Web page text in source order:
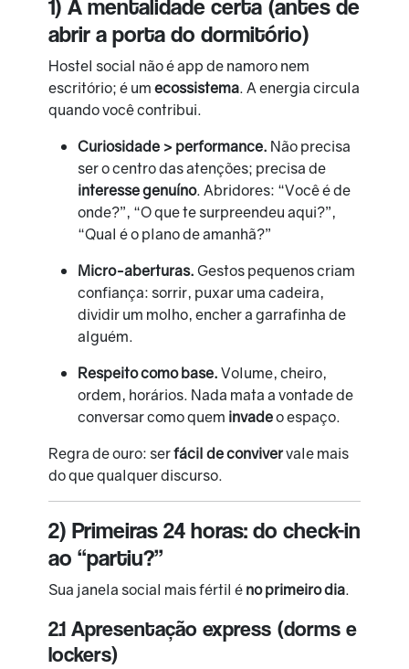
1) A mentalidade certa (antes de
abrir a porta do dormitório)
Hostel social não é app de namoro nem
escritório; é um ecossistema. A energia circula
quando você contribui.
Curiosidade > performance. Não precisa
ser o centro das atenções; precisa de
interesse genuíno. Abridores: “Você é de
onde?”, “O que te surpreendeu aqui?”,
“Qual é o plano de amanhã?”
Micro-aberturas. Gestos pequenos criam
confiança: sorrir, puxar uma cadeira,
dividir um molho, encher a garrafinha de
alguém.
Respeito como base. Volume, cheiro,
ordem, horários. Nada mata a vontade de
conversar como quem invadeo espaço.
Regra de ouro: serfácil de convivervale mais
do que qualquer discurso.
2) Primeiras 24 horas: do check-in
ao “partiu?”
Sua janela social mais fértil é no primeiro dia.
2.1 Apresentação express (dorms e
lockers)